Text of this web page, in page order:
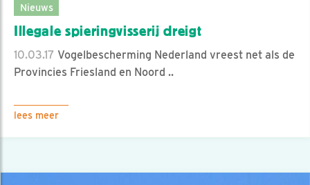
Nieuws
Illegale spieringvisserij dreigt
10.03.17 Vogelbescherming Nederland vreest net als de
Provincies Friesland en Noord ..
lees meer